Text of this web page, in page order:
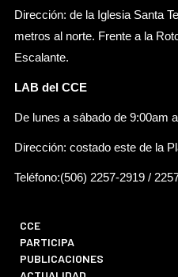
Dirección: de la Iglesia Santa
metros al norte. Frente a la
Escalante.
LAB del CCE
De lunes a sábado de 9:00am
Dirección: costado este de la
Teléfono:(506) 2257-2919 /
CCE
PARTICIPA
PUBLICACIONES